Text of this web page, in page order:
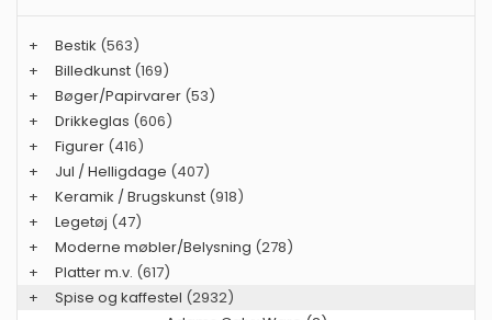
+ Bestik (563)
+
Billedkunst (169)
+
Bøger/Papirvarer (53)
+
Drikkeglas (606)
+
Figurer (416)
+
Jul / Helligdage (407)
+
Keramik / Brugskunst (918)
+
Legetøj (47)
+
Moderne møbler/Belysning (278)
+
Platter m.v. (617)
+
Spise og kaffestel (2932)